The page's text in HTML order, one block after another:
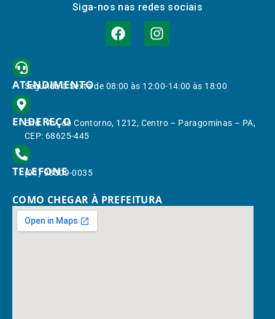
Siga-nos nas redes sociais
ATENDIMENTO
Segunda à Sexta de 08:00 às 12:00-14:00 às 18:00
ENDEREÇO
End.: Av. do Contorno, 1212, Centro – Paragominas – PA,
CEP: 68625-445
TELEFONE
(91) 98309-0035
COMO CHEGAR À PREFEITURA